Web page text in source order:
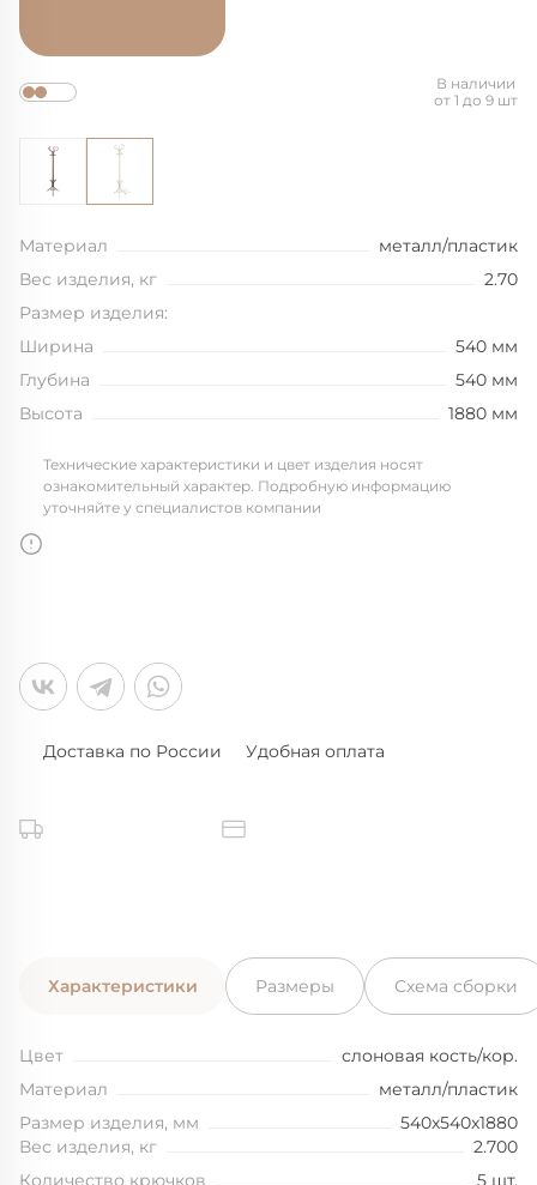
В наличии
от 1 до 9 шт
Материал
металл/пластик
Вес изделия, кг
2.70
Размер изделия:
Ширина
540 мм
Глубина
540 мм
Высота
1880 мм
Технические характеристики и цвет изделия носят
ознакомительный характер. Подробную информацию
уточняйте у специалистов компании
Доставка по России Удобная оплата
Характеристики Размеры Схема сборки
Цвет
слоновая кость/кор.
Материал
металл/пластик
Размер изделия, мм
540x540x1880
Вес изделия, кг
2.700